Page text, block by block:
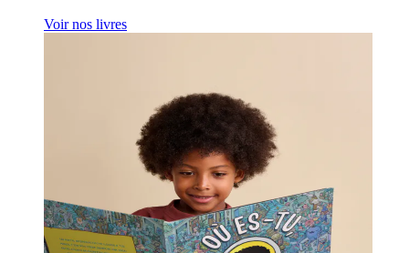
Voir nos livres